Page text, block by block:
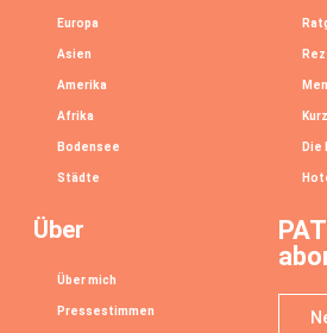
Europa
Asien
Amerika
Afrika
Bodensee
Städte
Die
Über
Über mich
Pressestimmen